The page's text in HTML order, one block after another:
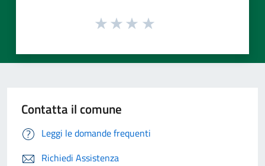
Contatta il comune
Leggi le domande frequenti
Richiedi Assistenza